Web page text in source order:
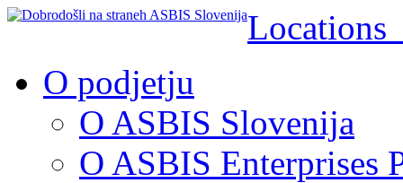
O podjetju
O ASBIS Slovenija
O ASBIS Enterprises